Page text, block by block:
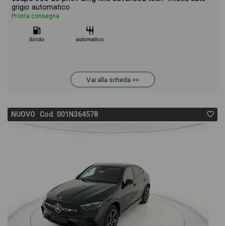
grigio automatico
Pronta consegna
ibrido automatico
Vai alla scheda >>
NUOVO Cod. 001N364578